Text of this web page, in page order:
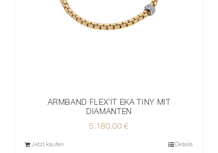
ARMBAND FLEX’IT EKA TINY MIT
DIAMANTEN
5.180,00€
Jetzt kaufen Details